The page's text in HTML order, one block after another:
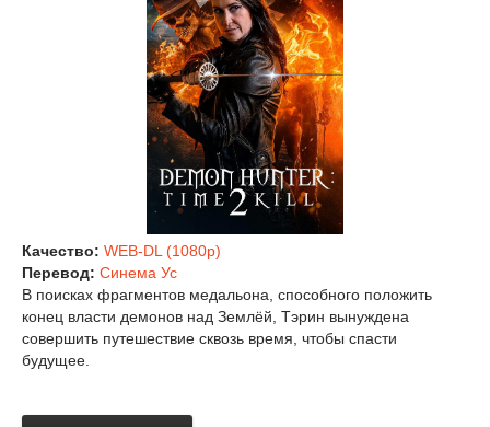
Качество: WEB-DL (1080p)
Перевод: Синема Ус
В поисках фрагментов медальона, способного положить
конец власти демонов над Землёй, Тэрин вынуждена
совершить путешествие сквозь время, чтобы спасти
будущее.